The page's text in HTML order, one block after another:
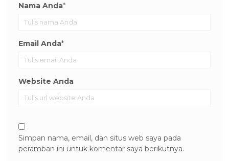
Nama Anda*
Email Anda*
Website Anda
Simpan nama, email, dan situs web saya pada
peramban ini untuk komentar saya berikutnya.